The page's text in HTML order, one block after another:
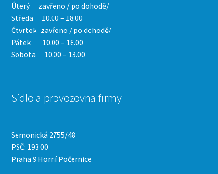
Úterý zavřeno / po dohodě/
Středa 10.00 – 18.00
Čtvrtek zavřeno / po dohodě/
Pátek 10.00 – 18.00
Sobota 10.00 – 13.00
Sídlo a provozovna firmy
Semonická 2755/48
PSČ: 193 00
Praha 9 Horní Počernice